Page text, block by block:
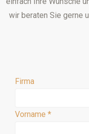
wir beraten Sie gerne
Firma
Vorname *